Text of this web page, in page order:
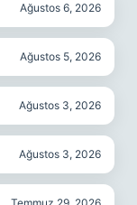
Ağustos 6, 2026
Ağustos 5, 2026
Ağustos 3, 2026
Ağustos 3, 2026